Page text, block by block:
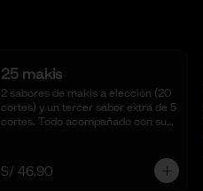
25 makis
2 sabores de makis a elección (20
cortes) y un tercer sabor extra de 5
cortes. Todo acompañado con sus
S/ 46.90